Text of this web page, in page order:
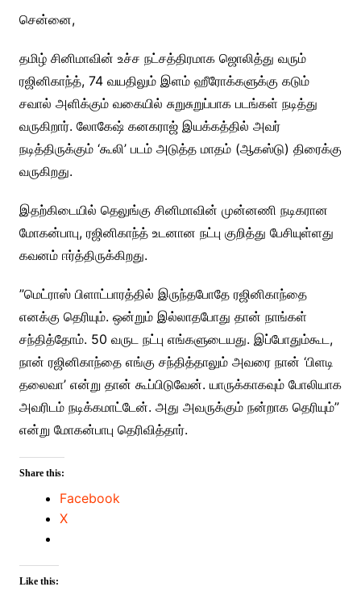
சென்னை,
தமிழ் சினிமாவின் உச்ச நட்சத்திரமாக ஜொலித்து வரும்
ரஜினிகாந்த், 74 வயதிலும் இளம் ஹீரோக்களுக்கு கடும்
சவால் அளிக்கும் வகையில் சுறுசுறுப்பாக படங்கள் நடித்து
வருகிறார். லோகேஷ் கனகராஜ் இயக்கத்தில் அவர்
நடித்திருக்கும் ‘கூலி’ படம் அடுத்த மாதம் (ஆகஸ்டு) திரைக்கு
வருகிறது.
இதற்கிடையில் தெலுங்கு சினிமாவின் முன்னணி நடிகரான
மோகன்பாபு, ரஜினிகாந்த் உடனான நட்பு குறித்து பேசியுள்ளது
கவனம் ஈர்த்திருக்கிறது.
”மெட்ராஸ் பிளாட்பாரத்தில் இருந்தபோதே ரஜினிகாந்தை
எனக்கு தெரியும். ஒன்றும் இல்லாதபோது தான் நாங்கள்
சந்தித்தோம். 50 வருட நட்பு எங்களுடையது. இப்போதும்கூட,
நான் ரஜினிகாந்தை எங்கு சந்தித்தாலும் அவரை நான் ‘பிளடி
தலைவா’ என்று தான் கூப்பிடுவேன். யாருக்காகவும் போலியாக
அவரிடம் நடிக்கமாட்டேன். அது அவருக்கும் நன்றாக தெரியும்”
என்று மோகன்பாபு தெரிவித்தார்.
Share this:
Facebook
X
Like this: